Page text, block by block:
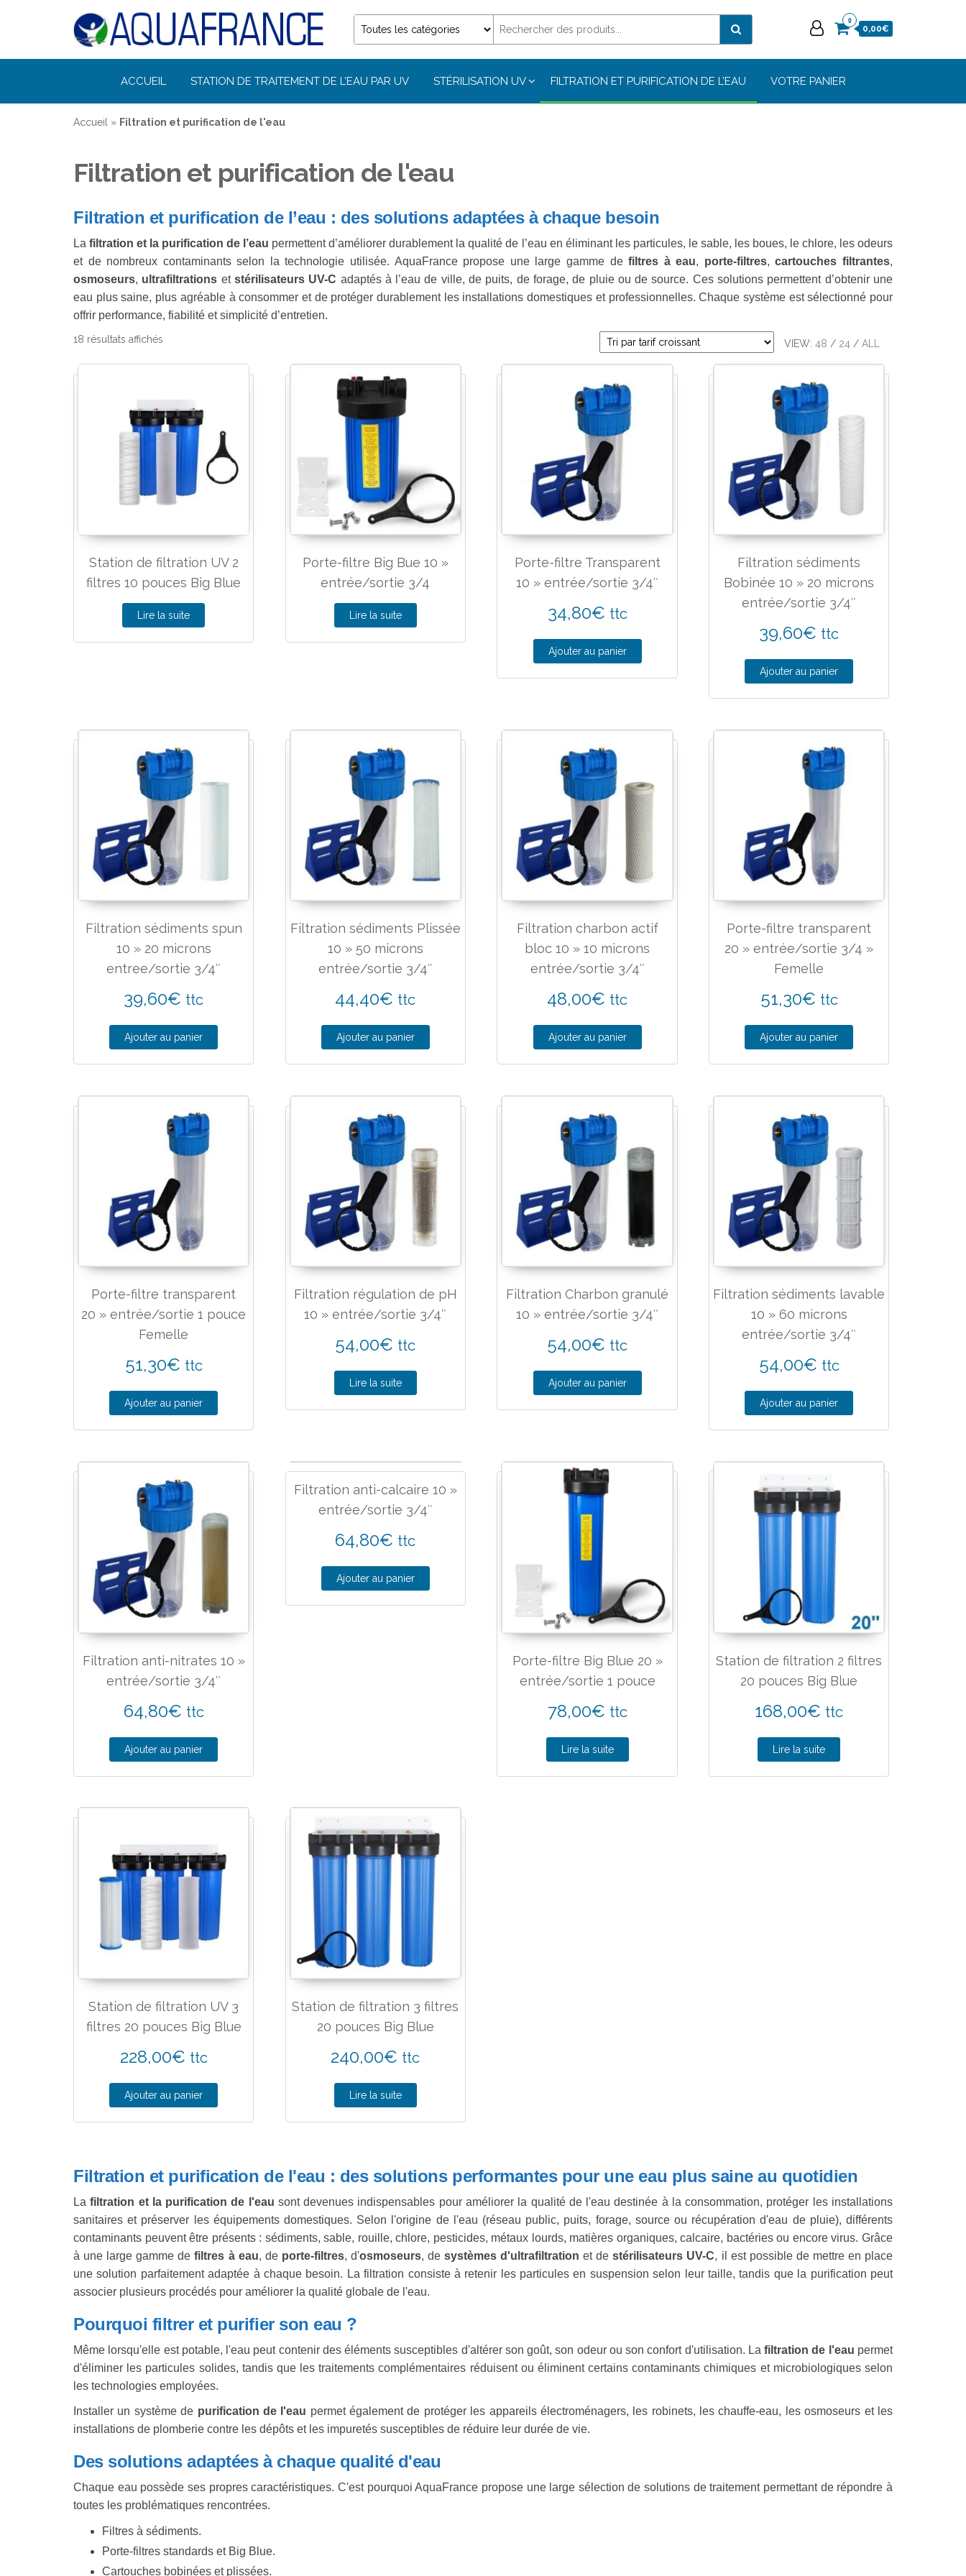
Désinfection
Uv de l'eau |
Filtration et
Potabilisation
0
0,00€
ACCUEIL STATION DE TRAITEMENT DE L’EAU PAR UV STÉRILISATION UV FILTRATION ET PURIFICATION DE L’EAU VOTRE PANIER
Accueil » Filtration et purification de l'eau
Filtration et purification de l'eau
Filtration et purification de l’eau : des solutions adaptées à chaque besoin
Lafiltration et la purification de l’eau permettent d’améliorer durablement la qualité de l’eau en éliminant les particules, le sable, les boues, le chlore, les odeurs
et de nombreux contaminants selon la technologie utilisée. AquaFrance propose une large gamme defiltres à eau, porte-filtres,cartouches filtrantes,
osmoseurs, ultrafiltrations et stérilisateurs UV-C adaptés à l’eau de ville, de puits, de forage, de pluie ou de source. Ces solutions permettent d’obtenir une
eau plus saine, plus agréable à consommer et de protéger durablement les installations domestiques et professionnelles. Chaque système est sélectionné pour
offrir performance, fiabilité et simplicité d’entretien.
VIEW: 48 / 24 / ALL
18 résultats affichés
Station de filtration UV 2
filtres 10 pouces Big Blue
Lire la suite
Porte-filtre Big Bue 10 »
entrée/sortie 3/4
Lire la suite
Porte-filtre Transparent
10 » entrée/sortie 3/4″
34,80€ ttc
Ajouter au panier
Filtration sédiments
Bobinée 10 » 20 microns
entrée/sortie 3/4″
39,60€ ttc
Ajouter au panier
Filtration sédiments spun
10 » 20 microns
entree/sortie 3/4″
39,60€ ttc
Ajouter au panier
Filtration sédiments Plissée
10 » 50 microns
entrée/sortie 3/4″
44,40€ ttc
Ajouter au panier
Filtration charbon actif
bloc 10 » 10 microns
entrée/sortie 3/4″
48,00€ ttc
Ajouter au panier
Porte-filtre transparent
20 » entrée/sortie 3/4 »
Femelle
51,30€ ttc
Ajouter au panier
Porte-filtre transparent
20 » entrée/sortie 1 pouce
Femelle
51,30€ ttc
Ajouter au panier
Filtration régulation de pH
10 » entrée/sortie 3/4″
54,00€ ttc
Lire la suite
Filtration Charbon granulé
10 » entrée/sortie 3/4″
54,00€ ttc
Ajouter au panier
Filtration sédiments lavable
10 » 60 microns
entrée/sortie 3/4″
54,00€ ttc
Ajouter au panier
Filtration anti-nitrates 10 »
entrée/sortie 3/4″
64,80€ ttc
Ajouter au panier
Filtration anti-calcaire 10 »
entrée/sortie 3/4″
64,80€ ttc
Ajouter au panier
Porte-filtre Big Blue 20 »
entrée/sortie 1 pouce
78,00€ ttc
Lire la suite
Station de filtration 2 filtres
20 pouces Big Blue
168,00€ ttc
Lire la suite
Station de filtration UV 3
filtres 20 pouces Big Blue
228,00€ ttc
Ajouter au panier
Station de filtration 3 filtres
20 pouces Big Blue
240,00€ ttc
Lire la suite
Filtration et purification de l'eau : des solutions performantes pour une eau plus saine au quotidien
Lafiltration et la purification de l'eau sont devenues indispensables pour améliorer la qualité de l'eau destinée à la consommation, protéger les installations
sanitaires et préserver les équipements domestiques. Selon l'origine de l'eau (réseau public, puits, forage, source ou récupération d'eau de pluie), différents
contaminants peuvent être présents : sédiments, sable, rouille, chlore, pesticides, métaux lourds, matières organiques, calcaire, bactéries ou encore virus. Grâce
à une large gamme defiltres à eau, de porte-filtres, d'osmoseurs, desystèmes d'ultrafiltration et destérilisateurs UV-C, il est possible de mettre en place
une solution parfaitement adaptée à chaque besoin. La filtration consiste à retenir les particules en suspension selon leur taille, tandis que la purification peut
associer plusieurs procédés pour améliorer la qualité globale de l'eau.
Pourquoi filtrer et purifier son eau ?
Même lorsqu'elle est potable, l'eau peut contenir des éléments susceptibles d'altérer son goût, son odeur ou son confort d'utilisation. Lafiltration de l'eau permet
d'éliminer les particules solides, tandis que les traitements complémentaires réduisent ou éliminent certains contaminants chimiques et microbiologiques selon
les technologies employées.
Installer un système de purification de l'eau permet également de protéger les appareils électroménagers, les robinets, les chauffe-eau, les osmoseurs et les
installations de plomberie contre les dépôts et les impuretés susceptibles de réduire leur durée de vie.
Des solutions adaptées à chaque qualité d'eau
Chaque eau possède ses propres caractéristiques. C'est pourquoi AquaFrance propose une large sélection de solutions de traitement permettant de répondre à
toutes les problématiques rencontrées.
Filtres à sédiments.
Porte-filtres standards et Big Blue.
Cartouches bobinées et plissées.